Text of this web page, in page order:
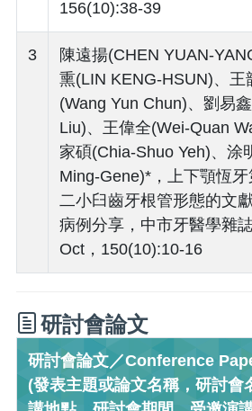
156(10):38-39
3
陳遠揚(CHEN YUAN-
熏(LIN KENG-HSUN)、王
(Wang Yun Chun)、劉易
Liu)、王偉全(Wei-Quan
家碩(Chia-Shuo Yeh)、涂
Ming-Gene)*，上下顎恆
二小臼齒牙根管形態的文
病例分享，中市牙醫學雜
Oct，150(10):10-16
研討會論文
研討會論文／Conference
(發表主題或論文名稱，研討會